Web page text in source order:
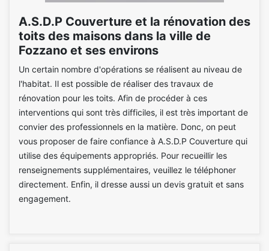
A.S.D.P Couverture et la rénovation des
toits des maisons dans la ville de
Fozzano et ses environs
Un certain nombre d'opérations se réalisent au niveau de
l'habitat. Il est possible de réaliser des travaux de
rénovation pour les toits. Afin de procéder à ces
interventions qui sont très difficiles, il est très important de
convier des professionnels en la matière. Donc, on peut
vous proposer de faire confiance à A.S.D.P Couverture qui
utilise des équipements appropriés. Pour recueillir les
renseignements supplémentaires, veuillez le téléphoner
directement. Enfin, il dresse aussi un devis gratuit et sans
engagement.